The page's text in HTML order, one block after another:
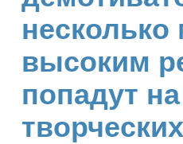
высоким
попадут